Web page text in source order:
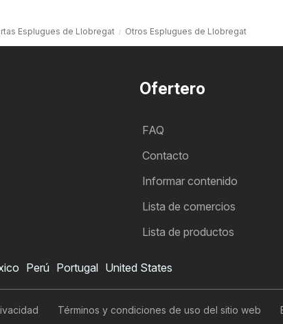
Esplugues de Llobregat Otros Esplugues de Llobregat
Ofertero
FAQ
Contacto
Informar contenido
Lista de comercios
Lista de productos
Perú Portugal United States
Términos y condiciones de uso del sitio web